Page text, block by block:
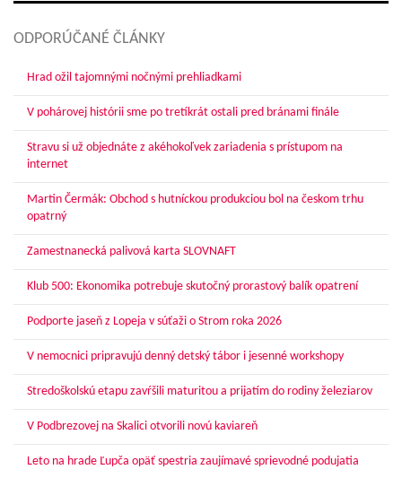
ODPORÚČANÉ ČLÁNKY
Hrad ožil tajomnými nočnými prehliadkami
V pohárovej histórii sme po tretíkrát ostali pred bránami finále
Stravu si už objednáte z akéhokoľvek zariadenia s prístupom na
internet
Martin Čermák: Obchod s hutníckou produkciou bol na českom trhu
opatrný
Zamestnanecká palivová karta SLOVNAFT
Klub 500: Ekonomika potrebuje skutočný prorastový balík opatrení
Podporte jaseň z Lopeja v súťaži o Strom roka 2026
V nemocnici pripravujú denný detský tábor i jesenné workshopy
Stredoškolskú etapu zavŕšili maturitou a prijatím do rodiny železiarov
V Podbrezovej na Skalici otvorili novú kaviareň
Leto na hrade Ľupča opäť spestria zaujímavé sprievodné podujatia